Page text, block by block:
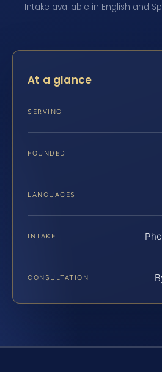
Intake available in English and
At a glance
SERVING
FOUNDED
LANGUAGES
INTAKE
CONSULTATION